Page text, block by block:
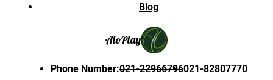
Blog
AloPlay
Phone Number:021-22966796021-82807770